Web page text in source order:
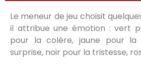
Le meneur de jeu choisit
il attribue une émotion : vert
pour la colère, jaune pour la
surprise, noir pour la tristesse,